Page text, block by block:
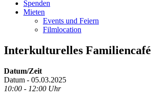
Spenden
Mieten
Events und Feiern
Filmlocation
Interkulturelles Familiencafé
Datum/Zeit
Datum - 05.03.2025
10:00 - 12:00 Uhr